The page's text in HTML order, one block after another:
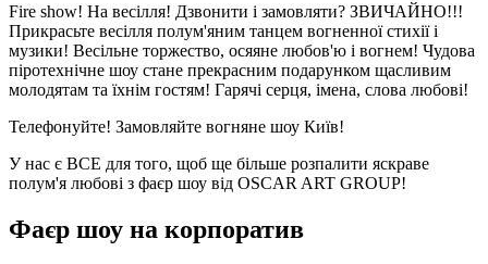
Fire show! На весілля! Дзвонити і замовляти? ЗВИЧАЙНО!!!
Прикрасьте весілля полум'яним танцем вогненної стихії і
музики! Весільне торжество, осяяне любов'ю і вогнем! Чудова
піротехнічне шоу стане прекрасним подарунком щасливим
молодятам та їхнім гостям! Гарячі серця, імена, слова любові!
Телефонуйте! Замовляйте вогняне шоу Київ!
У нас є ВСЕ для того, щоб ще більше розпалити яскраве
полум'я любові з фаєр шоу від OSCAR ART GROUP!
Фаєр шоу на корпоратив